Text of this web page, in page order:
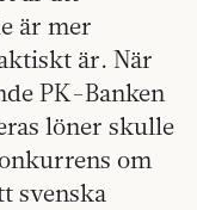
är mer
är. När
PK-Banken
löner skulle
om
svenska